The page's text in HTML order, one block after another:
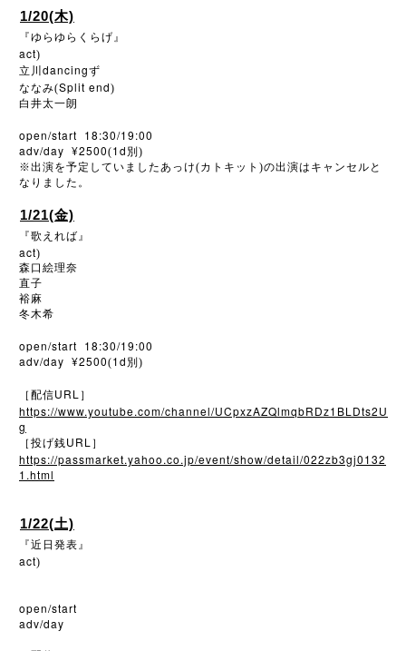
1/20(木)
『ゆらゆらくらげ』
act)
立川 dancingず
ななみ(Split end)
白井太一朗
open/start 18:30/19:00
adv/day ¥2500(1d 別)
※出演を予定していましたあっけ(カトキット)の出演はキャンセルと
なりました。
1/21(金)
『歌えれば』
act)
森口絵理奈
直子
裕麻
冬木希
open/start 18:30/19:00
adv/day ¥2500(1d 別)
［配信URL ］
https://www.youtube.com/channel/UCpxzAZQlmqbRDz1BLDts2U
g
［投げ銭URL ］
https://passmarket.yahoo.co.jp/event/show/detail/022zb3gj0132
1.html
1/22(土)
『近日発表』
act)
open/start
adv/day